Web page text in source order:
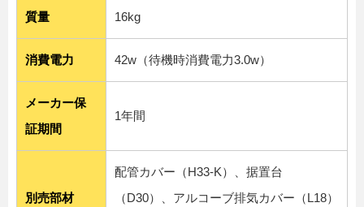
質量 16kg
消費電力 42w（待機時消費電力3.0w）
メーカー保
証期間
1年間
別売部材
配管カバー（H33-K）、据置台
（D30）、アルコーブ排気カバー（L18）